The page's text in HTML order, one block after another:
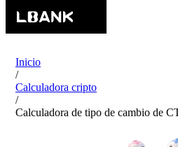
Inicio
/
Calculadora cripto
/
Calculadora de tipo de cambio de